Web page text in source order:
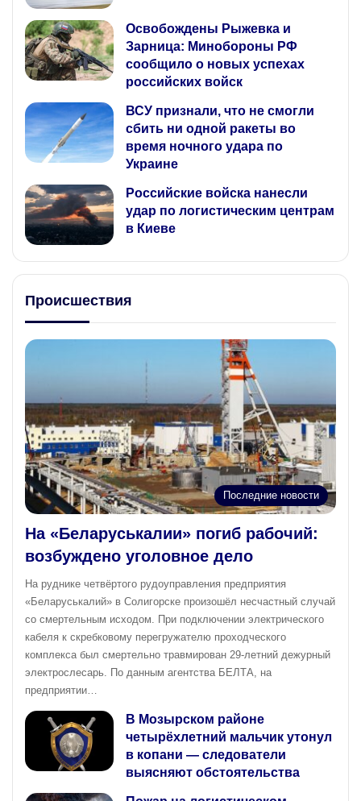
Освобождены Рыжевка и
Зарница: Минобороны РФ
сообщило о новых успехах
российских войск
ВСУ признали, что не смогли
сбить ни одной ракеты во
время ночного удара по
Украине
Российские войска нанесли
удар по логистическим центрам
в Киеве
Происшествия
Последние новости
На «Беларуськалии» погиб рабочий:
возбуждено уголовное дело
На руднике четвёртого рудоуправления предприятия
«Беларуськалий» в Солигорске произошёл несчастный случай
со смертельным исходом. При подключении электрического
кабеля к скребковому перегружателю проходческого
комплекса был смертельно травмирован 29‑летний дежурный
электрослесарь. По данным агентства БЕЛТА, на
предприятии…
В Мозырском районе
четырёхлетний мальчик утонул
в копани — следователи
выясняют обстоятельства